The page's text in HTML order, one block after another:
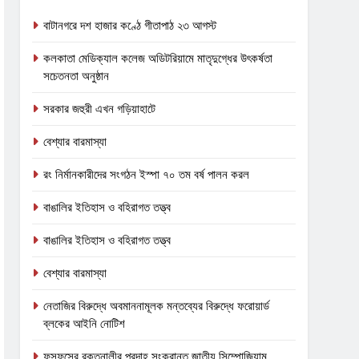
বাটানগরে দশ হাজার কণ্ঠে গীতাপাঠ ২৩ আগস্ট
কলকাতা মেডিক্যাল কলেজ অডিটরিয়ামে মাতৃদুগ্ধের উৎকর্ষতা
সচেতনতা অনুষ্ঠান
সরকার জহুরী এখন গড়িয়াহাটে
বেশ্যার বারমাস্যা
রং নির্মানকারীদের সংগঠন ইস্পা ৭০ তম বর্ষ পালন করল
বাঙালির ইতিহাস ও বহিরাগত তত্ত্ব
বাঙালির ইতিহাস ও বহিরাগত তত্ত্ব
বেশ্যার বারমাস্যা
নেতাজির বিরুদ্ধে অবমাননামূলক মন্তব্যের বিরুদ্ধে ফরোয়ার্ড
ব্লকের আইনি নোটিশ